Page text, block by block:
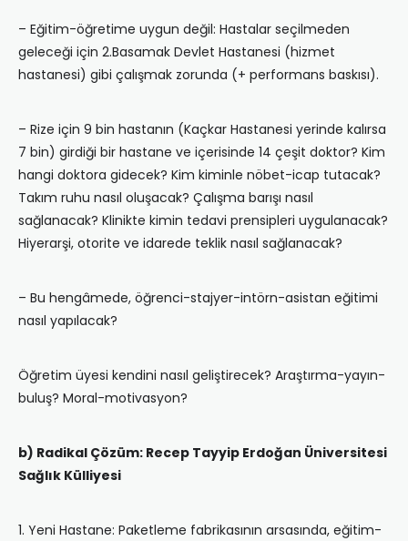
– Eğitim-öğretime uygun değil: Hastalar seçilmeden
geleceği için 2.Basamak Devlet Hastanesi (hizmet
hastanesi) gibi çalışmak zorunda (+ performans baskısı).
– Rize için 9 bin hastanın (Kaçkar Hastanesi yerinde kalırsa
7 bin) girdiği bir hastane ve içerisinde 14 çeşit doktor? Kim
hangi doktora gidecek? Kim kiminle nöbet-icap tutacak?
Takım ruhu nasıl oluşacak? Çalışma barışı nasıl
sağlanacak? Klinikte kimin tedavi prensipleri uygulanacak?
Hiyerarşi, otorite ve idarede teklik nasıl sağlanacak?
– Bu hengâmede, öğrenci-stajyer-intörn-asistan eğitimi
nasıl yapılacak?
Öğretim üyesi kendini nasıl geliştirecek? Araştırma-yayın-
buluş? Moral-motivasyon?
b) Radikal Çözüm: Recep Tayyip Erdoğan Üniversitesi
Sağlık Külliyesi
1. Yeni Hastane: Paketleme fabrikasının arsasında, eğitim-